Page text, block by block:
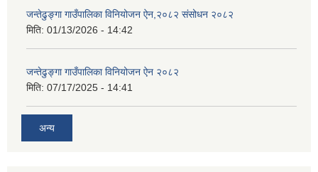
जन्तेढुङ्गा गाउँपालिका विनियोजन ऐन,२०८२ संसोधन २०८२
मिति: 01/13/2026 - 14:42
जन्तेढुङ्गा गाउँपालिका विनियोजन ऐन २०८२
मिति: 07/17/2025 - 14:41
अन्य